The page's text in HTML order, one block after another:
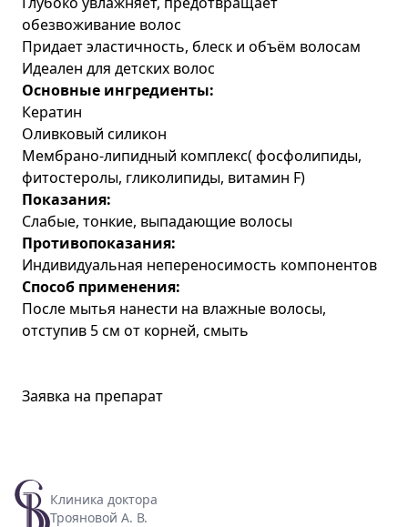
обезвоживание волос
Придает эластичность, блеск и объём волосам
Идеален для детских волос
Основные ингредиенты:
Кератин
Оливковый силикон
Мембрано-липидный комплекс( фосфолипиды,
фитостеролы, гликолипиды, витамин F)
Показания:
Слабые, тонкие, выпадающие волосы
Противопоказания:
Индивидуальная непереносимость компонентов
Способ применения:
После мытья нанести на влажные волосы,
отступив 5 см от корней, смыть
Заявка на препарат
Клиника доктора
Трояновой А. В.